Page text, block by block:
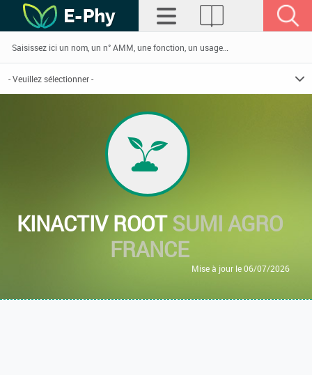
KINACTIV ROOTSUMI AGRO
FRANCE
Mise à jour le 06/07/2026